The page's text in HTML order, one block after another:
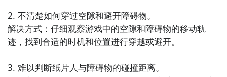
2. 不清楚如何穿过空隙和避开障碍物。
解决方式：仔细观察游戏中的空隙和障碍物的移动轨
迹，找到合适的时机和位置进行穿越或避开。
3. 难以判断纸片人与障碍物的碰撞距离。